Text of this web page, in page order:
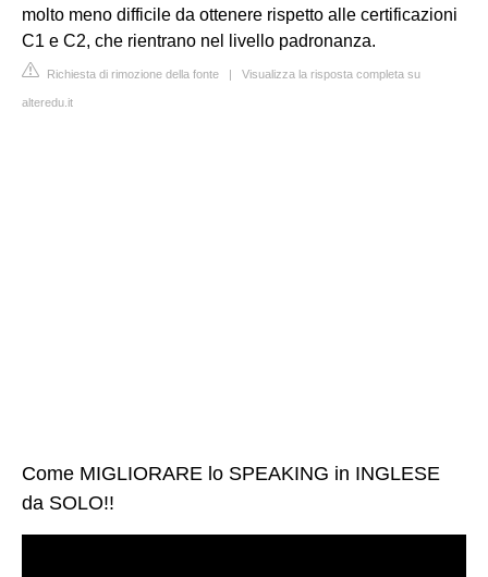
molto meno difficile da ottenere rispetto alle certificazioni
C1 e C2, che rientrano nel livello padronanza.
Richiesta di rimozione della fonte | Visualizza la risposta completa su
alteredu.it
Come MIGLIORARE lo SPEAKING in INGLESE
da SOLO!!